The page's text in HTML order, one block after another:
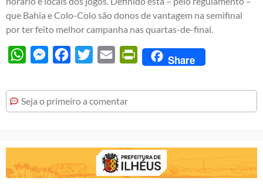
que Bahia e Colo-Colo são donos de vantagem na semifinal
por ter feito melhor campanha nas quartas-de-final.
WhatsAppMessengerFacebook
Twitter Email PrintFriendly
Share
Seja o primeiro a comentar